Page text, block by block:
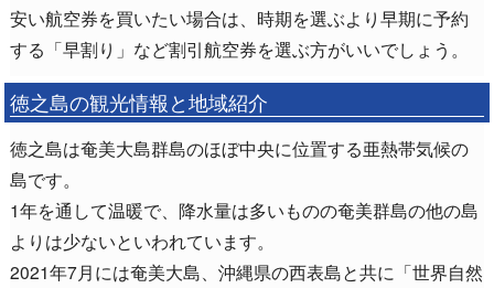
安い航空券を買いたい場合は、時期を選ぶより早期に予約
する「早割り」など割引航空券を選ぶ方がいいでしょう。
徳之島の観光情報と地域紹介
徳之島は奄美大島群島のほぼ中央に位置する亜熱帯気候の
島です。
1年を通して温暖で、降水量は多いものの奄美群島の他の島
よりは少ないといわれています。
2021年7月には奄美大島、沖縄県の西表島と共に「世界自然